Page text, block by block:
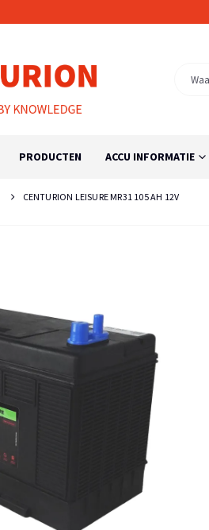
PRODUCTEN ACCU INFORMATIE
CENTURION LEISURE MR31 105 AH 12V